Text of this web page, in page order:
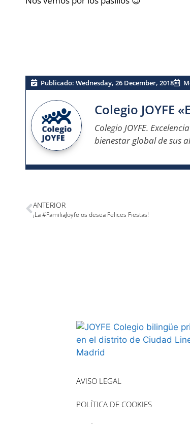
Publicado: Wednesday, 26 December, 2018
Colegio JOYFE
Colegio JOYFE.
bienestar global de sus
ANTERIOR
¡La #FamiliaJoyfe os desea Felices Fiestas!
AVISO LEGAL
POLÍTICA DE COOKIES